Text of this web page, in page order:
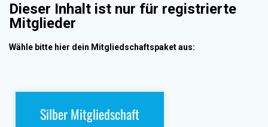
Dieser Inhalt ist nur für registrierte
Mitglieder
Wähle bitte hier dein Mitgliedschaftspaket aus:
Silber Mitgliedschaft